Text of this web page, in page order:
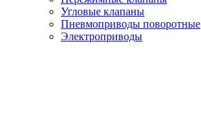
Угловые клапаны
Пневмоприводы поворотные
Электроприводы